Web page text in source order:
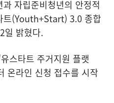
자립준비청년의 안정적
트(Youth+Start) 3.0 종합
일 밝혔다.
스타트 주거지원 플랫
온라인 신청 접수를 시작